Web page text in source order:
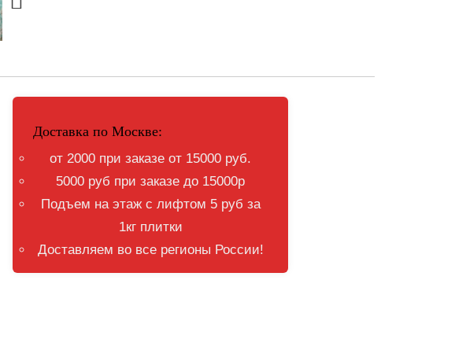
Доставка по Москве:
от 2000 при заказе от 15000 руб.
5000 руб при заказе до 15000р
Подъем на этаж с лифтом 5 руб за
1кг плитки
Доставляем во все регионы России!